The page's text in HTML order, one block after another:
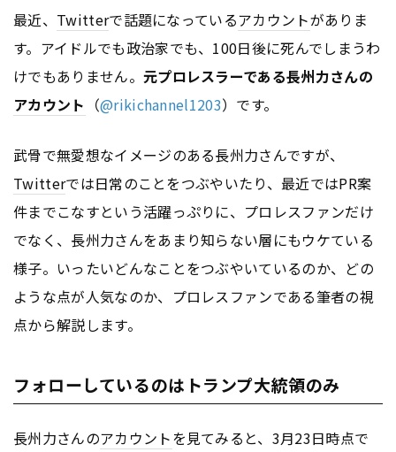
最近、 Twitterで話題になっているアカウントがありま
す。アイドルでも政治家でも、100日後に死んでしまうわ
けでもありません。 元プロレスラーである長州力さんの
アカウント （@rikichannel1203）です。
武骨で無愛想なイメージのある長州力さんですが、
Twitterでは日常のことをつぶやいたり、最近ではPR案
件までこなすという活躍っぷりに、プロレスファンだけ
でなく、長州力さんをあまり知らない層にもウケている
様子。いったいどんなことをつぶやいているのか、どの
ような点が人気なのか、プロレスファンである筆者の視
点から解説します。
フォローしているのはトランプ大統領のみ
長州力さんのアカウントを見てみると、3月23日時点で